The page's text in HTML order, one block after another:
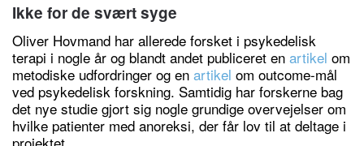
Ikke for de svært syge
Oliver Hovmand har allerede forsket i psykedelisk
terapi i nogle år og blandt andet publiceret en artikel om
metodiske udfordringer og en artikel om outcome-mål
ved psykedelisk forskning. Samtidig har forskerne bag
det nye studie gjort sig nogle grundige overvejelser om
hvilke patienter med anoreksi, der får lov til at deltage i